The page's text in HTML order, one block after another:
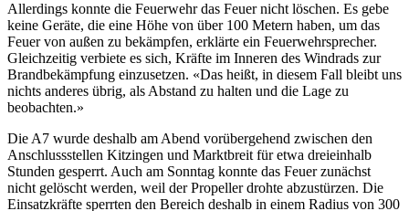
Allerdings konnte die Feuerwehr das Feuer nicht löschen. Es gebe
keine Geräte, die eine Höhe von über 100 Metern haben, um das
Feuer von außen zu bekämpfen, erklärte ein Feuerwehrsprecher.
Gleichzeitig verbiete es sich, Kräfte im Inneren des Windrads zur
Brandbekämpfung einzusetzen. «Das heißt, in diesem Fall bleibt uns
nichts anderes übrig, als Abstand zu halten und die Lage zu
beobachten.»
Die A7 wurde deshalb am Abend vorübergehend zwischen den
Anschlussstellen Kitzingen und Marktbreit für etwa dreieinhalb
Stunden gesperrt. Auch am Sonntag konnte das Feuer zunächst
nicht gelöscht werden, weil der Propeller drohte abzustürzen. Die
Einsatzkräfte sperrten den Bereich deshalb in einem Radius von 300